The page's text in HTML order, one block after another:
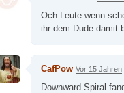
Och Leute wenn
ihr dem Dude damit
CafPow Vor 15 Jahren
Downward Spiral